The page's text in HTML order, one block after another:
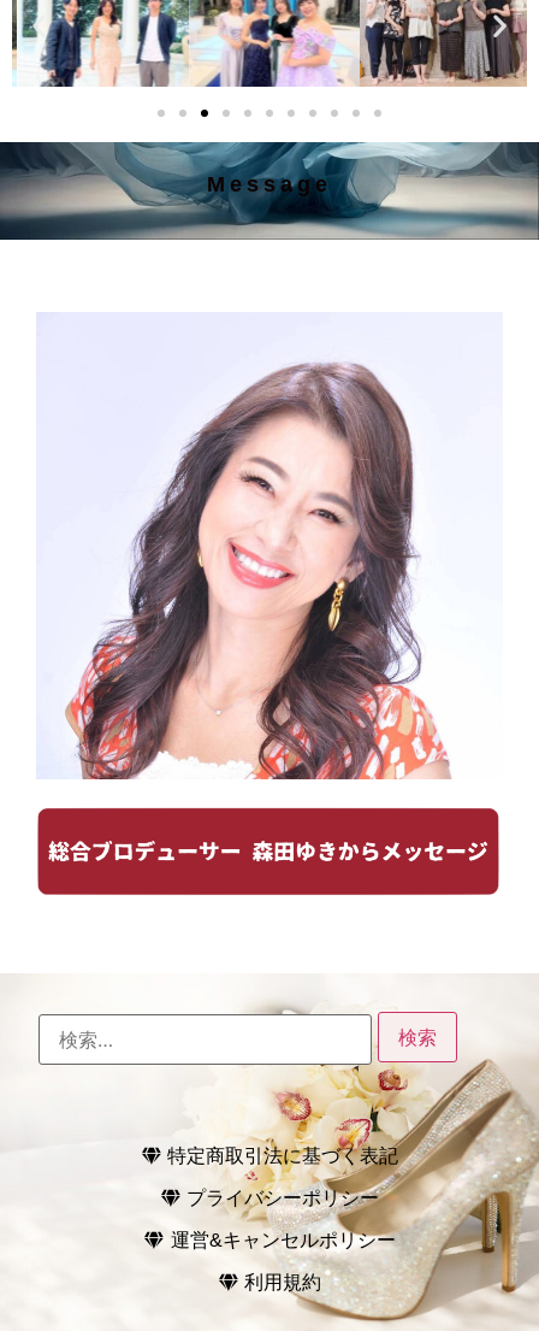
Message
特定商取引法に基づく表記
プライバシーポリシー
運営&キャンセルポリシー
利用規約